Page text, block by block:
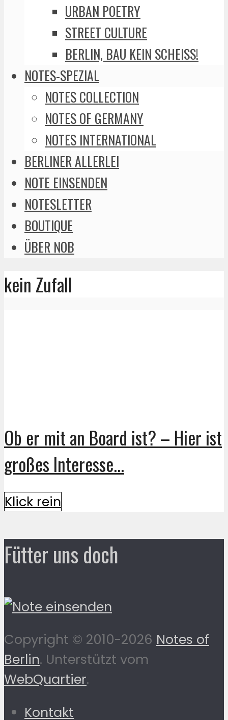
URBAN POETRY
STREET CULTURE
BERLIN, BAU KEIN SCHEISS!
NOTES-SPEZIAL
NOTES COLLECTION
NOTES OF GERMANY
NOTES INTERNATIONAL
BERLINER ALLERLEI
NOTE EINSENDEN
NOTESLETTER
BOUTIQUE
ÜBER NOB
kein Zufall
Ob er mit an Board ist? – Hier ist
großes Interesse...
Klick rein
Fütter uns doch
Copyright © 2010-2026 Notes of
Berlin. Unterstützt vom
WebQuartier.
Kontakt